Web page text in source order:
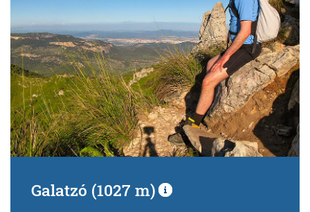
Galatzó (1027 m)